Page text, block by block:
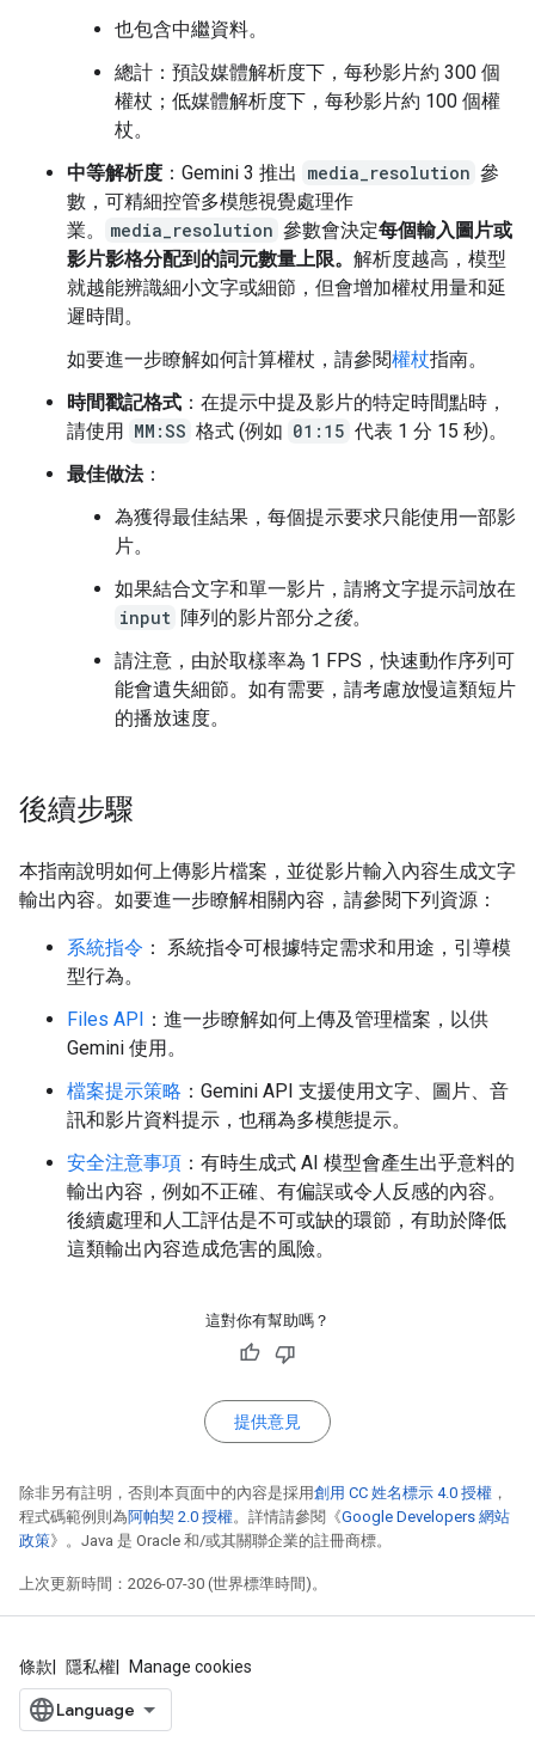
也包含中繼資料。
總計：預設媒體解析度下，每秒影片約 300 個
權杖；低媒體解析度下，每秒影片約 100 個權
杖。
中等解析度 ：Gemini 3 推出 media_resolution 參
數，可精細控管多模態視覺處理作
業。
media_resolution 參數會決定每個輸入圖片或
影片影格分配到的詞元數量上限。 解析度越高，模型
就越能辨識細小文字或細節，但會增加權杖用量和延
遲時間。
如要進一步瞭解如何計算權杖，請參閱權杖指南。
時間戳記格式 ：在提示中提及影片的特定時間點時，
請使用 MM:SS 格式 (例如 01:15 代表 1 分 15 秒)。
最佳做法：
為獲得最佳結果，每個提示要求只能使用一部影
片。
如果結合文字和單一影片，請將文字提示詞放在
input 陣列的影片部分之後。
請注意，由於取樣率為 1 FPS，快速動作序列可
能會遺失細節。如有需要，請考慮放慢這類短片
的播放速度。
後續步驟
本指南說明如何上傳影片檔案，並從影片輸入內容生成文字
輸出內容。如要進一步瞭解相關內容，請參閱下列資源：
系統指令 ： 系統指令可根據特定需求和用途，引導模
型行為。
Files API ：進一步瞭解如何上傳及管理檔案，以供
Gemini 使用。
檔案提示策略 ：Gemini API 支援使用文字、圖片、音
訊和影片資料提示，也稱為多模態提示。
安全注意事項 ：有時生成式 AI 模型會產生出乎意料的
輸出內容，例如不正確、有偏誤或令人反感的內容。
後續處理和人工評估是不可或缺的環節，有助於降低
這類輸出內容造成危害的風險。
這對你有幫助嗎？
提供意見
除非另有註明，否則本頁面中的內容是採用創用 CC 姓名標示 4.0 授權 ，
程式碼範例則為阿帕契 2.0 授權。詳情請參閱《Google Developers 網站
政策》。Java 是 Oracle 和/或其關聯企業的註冊商標。
上次更新時間：2026-07-30 (世界標準時間)。
條款 隱私權 Manage cookies